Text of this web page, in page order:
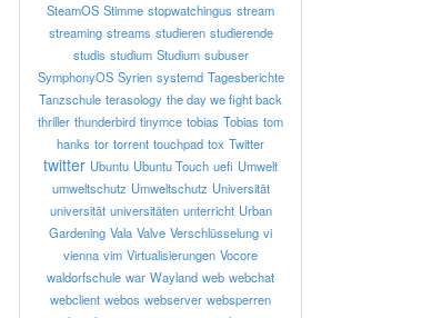
SteamOS Stimme stopwatchingus stream
streaming streams studieren studierende
studis studium Studium subuser
SymphonyOS Syrien systemd Tagesberichte
Tanzschule terasology the day we fight back
thriller thunderbird tinymce tobias Tobias tom
hanks tor torrent touchpad tox Twitter
twitter Ubuntu Ubuntu Touch uefi Umwelt
umweltschutz Umweltschutz Universität
universität universitäten unterricht Urban
Gardening Vala Valve Verschlüsselung vi
vienna vim Virtualisierungen Vocore
waldorfschule war Wayland web webchat
webclient webos webserver websperren